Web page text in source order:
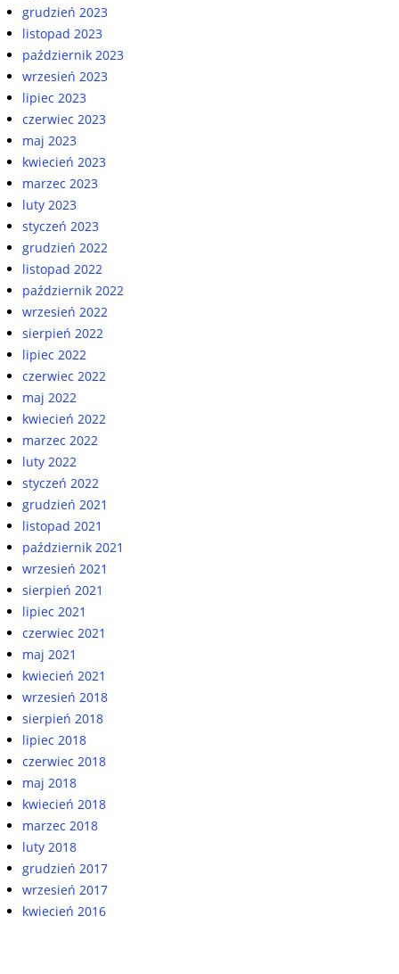
grudzień 2023
listopad 2023
październik 2023
wrzesień 2023
lipiec 2023
czerwiec 2023
maj 2023
kwiecień 2023
marzec 2023
luty 2023
styczeń 2023
grudzień 2022
listopad 2022
październik 2022
wrzesień 2022
sierpień 2022
lipiec 2022
czerwiec 2022
maj 2022
kwiecień 2022
marzec 2022
luty 2022
styczeń 2022
grudzień 2021
listopad 2021
październik 2021
wrzesień 2021
sierpień 2021
lipiec 2021
czerwiec 2021
maj 2021
kwiecień 2021
wrzesień 2018
sierpień 2018
lipiec 2018
czerwiec 2018
maj 2018
kwiecień 2018
marzec 2018
luty 2018
grudzień 2017
wrzesień 2017
kwiecień 2016